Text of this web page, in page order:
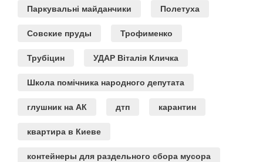
Паркувальні майданчики Полетуха
Совские пруды Трофименко
Трубіцин УДАР Віталія Кличка
Школа помічника народного депутата
глушник на АК дтп карантин
квартира в Киеве
контейнеры для раздельного сбора мусора